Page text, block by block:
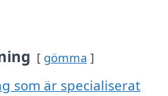
gömma
som är specialiserat